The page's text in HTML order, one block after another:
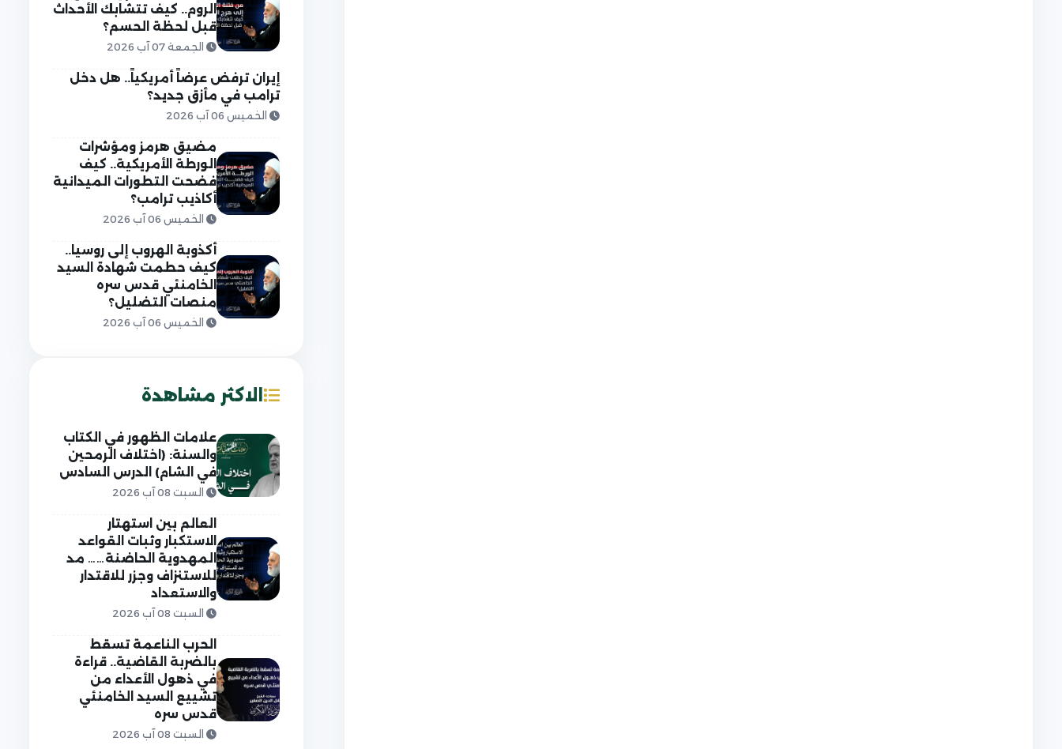
الروم.. كيف تتشابك الأحداث
قبل لحظة الحسم؟
الجمعة 07 آب 2026
إيران ترفض عرضاً أمريكياً.. هل دخل
ترامب في مأزق جديد؟
الخميس 06 آب 2026
مضيق هرمز ومؤشرات
الورطة الأمريكية.. كيف
فضحت التطورات الميدانية
أكاذيب ترامب؟
الخميس 06 آب 2026
أكذوبة الهروب إلى روسيا..
كيف حطمت شهادة السيد
الخامنئي قدس سره
منصات التضليل؟
الخميس 06 آب 2026
الاكثر مشاهدة
علامات الظهور في الكتاب
والسنة: (اختلاف الرمحين
في الشام) الدرس السادس
السبت 08 آب 2026
العالم بين استهتار
الاستكبار وثبات القواعد
المهدوية الحاضنة…… مد
للاستنزاف وجزر للاقتدار
والاستعداد
السبت 08 آب 2026
الحرب الناعمة تسقط
بالضربة القاضية.. قراءة
في ذهول الأعداء من
تشييع السيد الخامنئي
قدس سره
السبت 08 آب 2026